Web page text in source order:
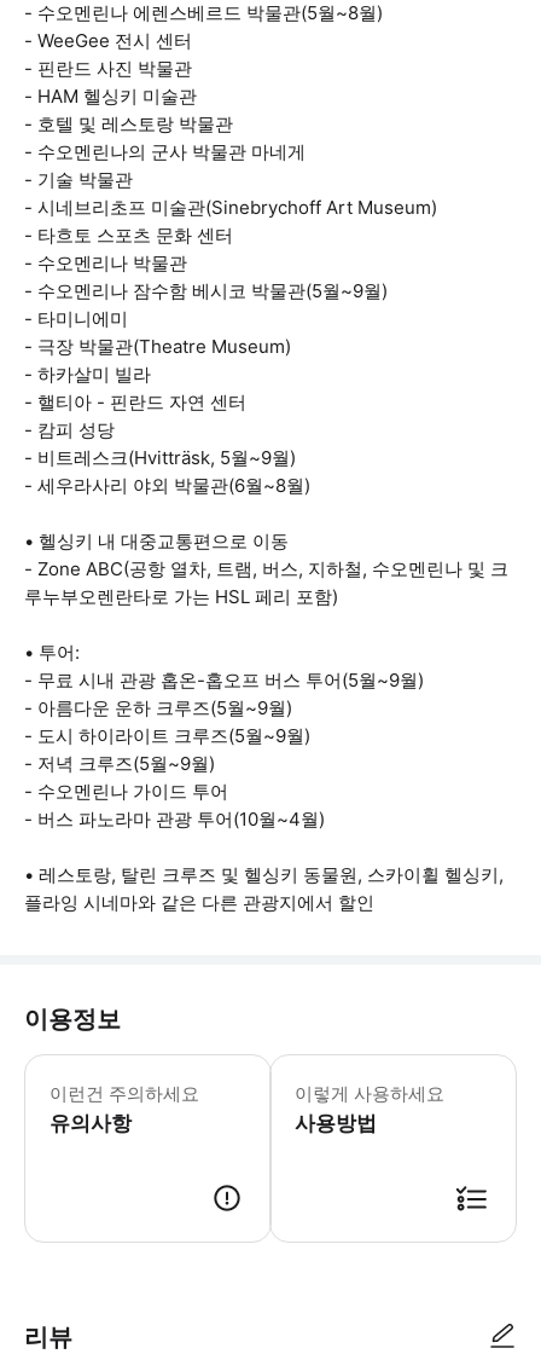
- 수오멘린나 에렌스베르드 박물관(5월~8월)
- WeeGee 전시 센터
- 핀란드 사진 박물관
- HAM 헬싱키 미술관
- 호텔 및 레스토랑 박물관
- 수오멘린나의 군사 박물관 마네게
- 기술 박물관
- 시네브리초프 미술관(Sinebrychoff Art Museum)
- 타흐토 스포츠 문화 센터
- 수오멘리나 박물관
- 수오멘리나 잠수함 베시코 박물관(5월~9월)
- 타미니에미
- 극장 박물관(Theatre Museum)
- 하카살미 빌라
- 핼티아 - 핀란드 자연 센터
- 캄피 성당
- 비트레스크(Hvitträsk, 5월~9월)
- 세우라사리 야외 박물관(6월~8월)
• 헬싱키 내 대중교통편으로 이동
- Zone ABC(공항 열차, 트램, 버스, 지하철, 수오멘린나 및 크
루누부오렌란타로 가는 HSL 페리 포함)
• 투어:
- 무료 시내 관광 홉온-홉오프 버스 투어(5월~9월)
- 아름다운 운하 크루즈(5월~9월)
- 도시 하이라이트 크루즈(5월~9월)
- 저녁 크루즈(5월~9월)
- 수오멘린나 가이드 투어
- 버스 파노라마 관광 투어(10월~4월)
• 레스토랑, 탈린 크루즈 및 헬싱키 동물원, 스카이휠 헬싱키,
플라잉 시네마와 같은 다른 관광지에서 할인
이용정보
이런건 주의하세요
유의사항
• 헬싱키 카드는 처음 사용한 시점부
이렇게 사용하세요
사용방법
리뷰